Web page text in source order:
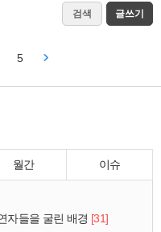
검색 글쓰기
5
월간 이슈
자들을 굴린 배경 [31]